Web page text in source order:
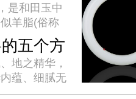
是和田玉中
羊脂(俗称
家族中以新
又以羊脂玉
软玉中之...
五个方
地之精华，
蕴、细腻无
料晶莹如